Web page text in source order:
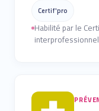
Certif'pro
Habilité par le